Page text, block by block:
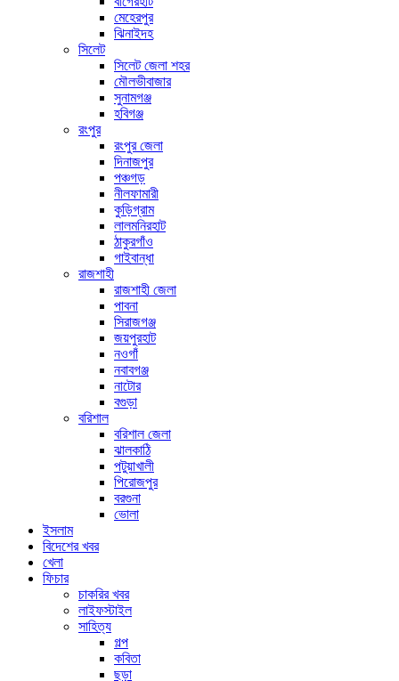
মেহেরপুর
ঝিনাইদহ
সিলেট
সিলেট জেলা শহর
মৌলভীবাজার
সুনামগঞ্জ
হবিগঞ্জ
রংপুর
রংপুর জেলা
দিনাজপুর
পঞ্চগড়
নীলফামারী
কুড়িগ্রাম
লালমনিরহাট
ঠাকুরগাঁও
গাইবান্ধা
রাজশাহী
রাজশাহী জেলা
পাবনা
সিরাজগঞ্জ
জয়পুরহাট
নওগাঁ
নবাবগঞ্জ
নাটোর
বগুড়া
বরিশাল
বরিশাল জেলা
ঝালকাঠি
পটুয়াখালী
পিরোজপুর
বরগুনা
ভোলা
ইসলাম
বিদেশের খবর
খেলা
ফিচার
চাকরির খবর
লাইফস্টাইল
সাহিত্য
গল্প
কবিতা
ছড়া